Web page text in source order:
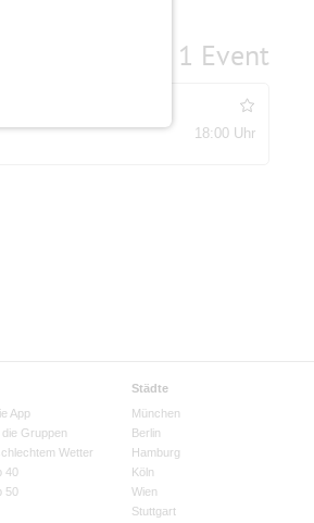
1 Event
18:00 Uhr
App
Gruppen
Wetter
40
50
Städte
München
Berlin
Hamburg
Köln
Wien
Stuttgart